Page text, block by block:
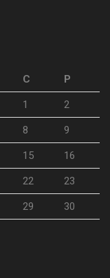
C P
1 2
8 9
15 16
22 23
29 30